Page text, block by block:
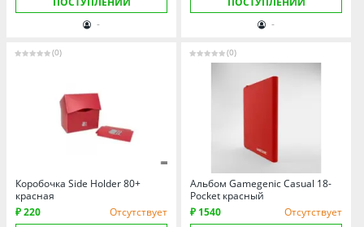
-
-
(0)
Коробочка Side Holder 80+
красная
₽ 220
Отсутствует
(0)
Альбом Gamegenic Casual 18-
Pocket красный
₽ 1540
Отсутствует